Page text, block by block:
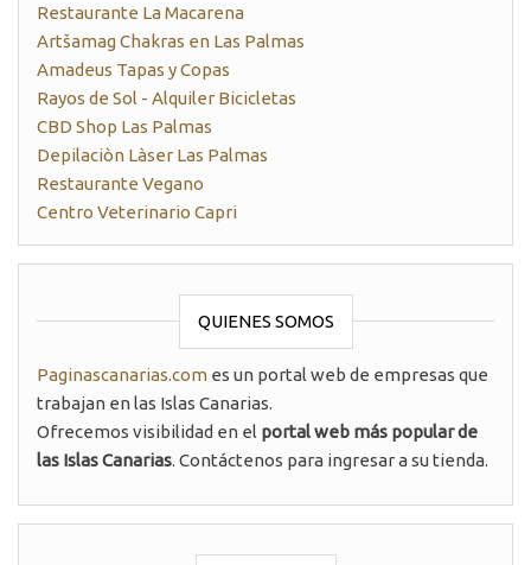
Restaurante La Macarena
Artšamag Chakras en Las Palmas
Amadeus Tapas y Copas
Rayos de Sol - Alquiler Bicicletas
CBD Shop Las Palmas
Depilaciòn Làser Las Palmas
Restaurante Vegano
Centro Veterinario Capri
QUIENES SOMOS
Paginascanarias.com es un portal web de empresas que
trabajan en las Islas Canarias.
Ofrecemos visibilidad en el portal web más popular de
las Islas Canarias. Contáctenos para ingresar a su tienda.